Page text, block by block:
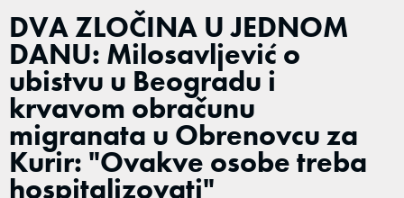
DVA ZLOČINA U JEDNOM
DANU: Milosavljević o
ubistvu u Beogradu i
krvavom obračunu
migranata u Obrenovcu za
Kurir: "Ovakve osobe treba
hospitalizovati"